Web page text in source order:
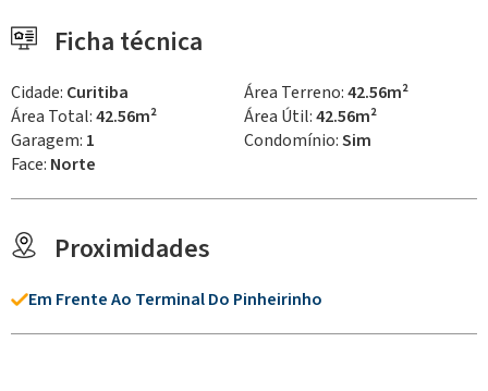
Ficha técnica
Cidade: Curitiba Área Terreno:42.56m²
Área Total:42.56m² Área Útil:42.56m²
Garagem: 1 Condomínio:Sim
Face: Norte
Proximidades
Em Frente Ao Terminal Do Pinheirinho